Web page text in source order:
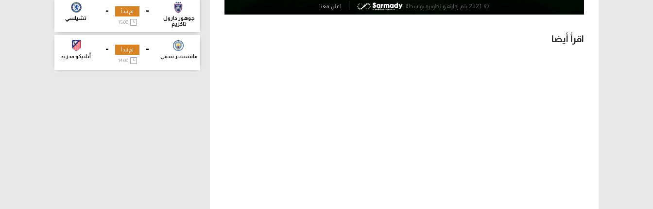
اقرأ أيضا
-
جوهور دارول
تاكزيم
-
تشيلسي
لم تبدأ
15:00
-
مانشستر سيتي
-
أتلتيكو مدريد
لم تبدأ
14:00